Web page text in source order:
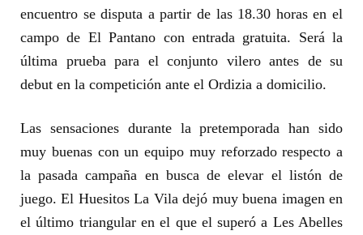
encuentro se disputa a partir de las 18.30 horas en el
campo de El Pantano con entrada gratuita. Será la
última prueba para el conjunto vilero antes de su
debut en la competición ante el Ordizia a domicilio.
Las sensaciones durante la pretemporada han sido
muy buenas con un equipo muy reforzado respecto a
la pasada campaña en busca de elevar el listón de
juego. El Huesitos La Vila dejó muy buena imagen en
el último triangular en el que el superó a Les Abelles